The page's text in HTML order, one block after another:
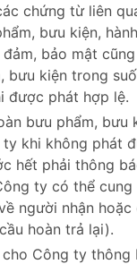
chứng từ liên
bưu kiện,
đảm, bảo mật
bưu kiện trong
được phát hợp lệ.
bưu phẩm, bưu
khi không phát
hết phải thông
ty có thể cung
người nhận hoặc
hoàn trả lại).
Công ty thông